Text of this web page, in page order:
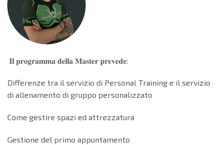
𝐈𝐥 𝐩𝐫𝐨𝐠𝐫𝐚𝐦𝐦𝐚 𝐝𝐞𝐥𝐥𝐚 𝐌𝐚𝐬𝐭𝐞𝐫 𝐩𝐫𝐞𝐯𝐞𝐝𝐞:
Differenze tra il servizio di Personal Training e il servizio
di allenamento di gruppo personalizzato
Come gestire spazi ed attrezzatura
Gestione del primo appuntamento